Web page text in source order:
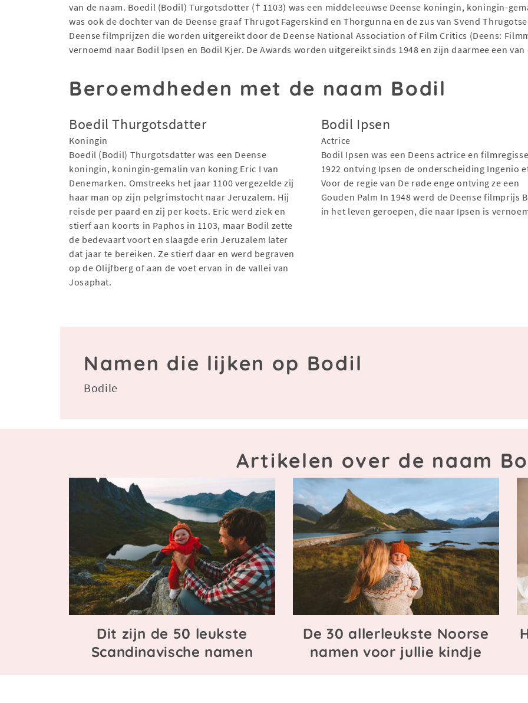
van de naam. Boedil (Bodil) Turgotsdotter († 1103) was een middeleeuwse Deense koningin, koningin-
was ook de dochter van de Deense graaf Thrugot Fagerskind en Thorgunna en de zus van Svend
Deense filmprijzen die worden uitgereikt door de Deense National Association of Film Critics (Deens:
vernoemd naar Bodil Ipsen en Bodil Kjer. De Awards worden uitgereikt sinds 1948 en zijn daarmee een
Beroemdheden met de naam Bodil
Boedil Thurgotsdatter
Koningin
Boedil (Bodil) Thurgotsdatter was een Deense
koningin, koningin-gemalin van koning Eric I van
Denemarken. Omstreeks het jaar 1100 vergezelde zij
haar man op zijn pelgrimstocht naar Jeruzalem. Hij
reisde per paard en zij per koets. Eric werd ziek en
stierf aan koorts in Paphos in 1103, maar Bodil zette
de bedevaart voort en slaagde erin Jeruzalem later
dat jaar te bereiken. Ze stierf daar en werd begraven
op de Olijfberg of aan de voet ervan in de vallei van
Josaphat.
Bodil Ipsen
Actrice
Bodil Ipsen was een Deens actrice en
1922 ontving Ipsen de onderscheiding Ingenio
Voor de regie van De røde enge ontving ze een
Gouden Palm In 1948 werd de Deense filmprijs
in het leven geroepen, die naar Ipsen is
Namen die lijken op Bodil
Bodile
Artikelen over de naam
Dit zijn de 50 leukste
Scandinavische namen
De 30 allerleukste Noorse
namen voor jullie kindje